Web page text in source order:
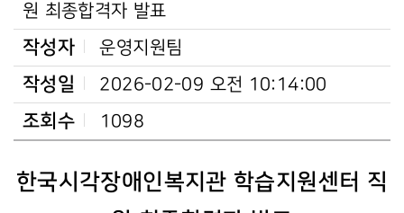
원 최종합격자 발표
작성자 운영지원팀
작성일 2026-02-09 오전 10:14:00
조회수 1098
한국시각장애인복지관 학습지원센터 직